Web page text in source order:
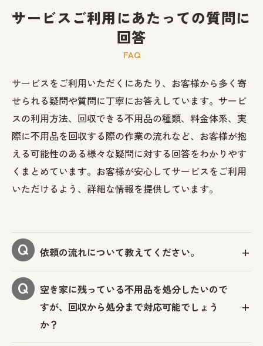
サービスご利用にあたっての質問に
回答
FAQ
サービスをご利用いただくにあたり、お客様から多く寄
せられる疑問や質問に丁寧にお答えしています。サービ
スの利用方法、回収できる不用品の種類、料金体系、実
際に不用品を回収する際の作業の流れなど、お客様が抱
える可能性のある様々な疑問に対する回答をわかりやす
くまとめています。お客様が安心してサービスをご利用
いただけるよう、詳細な情報を提供しています。
依頼の流れについて教えてください。
空き家に残っている不用品を処分したいので
すが、回収から処分まで対応可能でしょう
か？